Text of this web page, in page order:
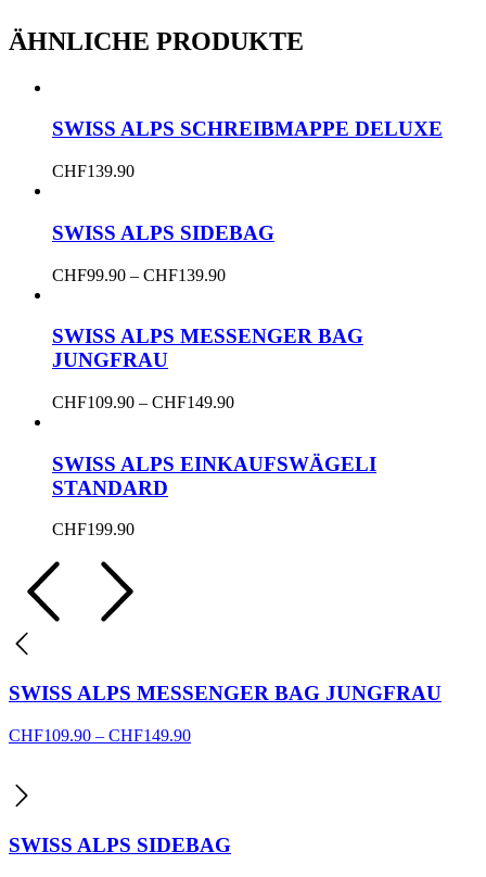
ÄHNLICHE PRODUKTE
SWISS ALPS SCHREIBMAPPE DELUXE
CHF139.90
SWISS ALPS SIDEBAG
Dieses
mehrere
Varianten
auf.
Optionen
der
Produktseite
werden
CHF99.90 – CHF139.90Price
through
SWISS ALPS MESSENGER BAG
JUNGFRAU
Dieses
mehrere
Varianten
auf.
Optionen
können
auf
Produktseite
CHF109.90 – CHF149.90Price
through
CHF149.90
SWISS ALPS EINKAUFSWÄGELI
STANDARD
CHF199.90
SWISS ALPS MESSENGER BAG JUNGFRAU
CHF109.90 – CHF149.90Price
SWISS ALPS SIDEBAG